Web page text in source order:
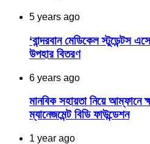
5 years ago
‘বান্দরবান মেডিকেল স্টুডেন্টস
উপহার বিতরণ
6 years ago
মানবিক সহায়তা নিয়ে আম্ফানে
ম্যানেজমেন্ট বিডি ফাউন্ডেশন
1 year ago